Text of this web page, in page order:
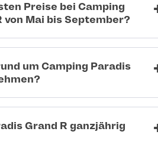
Preise bei Camping
von Mai bis September?
um Camping Paradis
Grand R ganzjährig